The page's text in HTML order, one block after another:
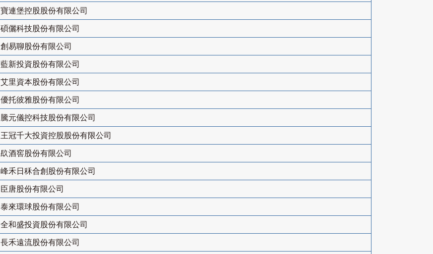
寶連堡控股股份有限公司
碩儷科技股份有限公司
創易聊股份有限公司
藍新投資股份有限公司
艾里資本股份有限公司
優托彼雅股份有限公司
騰元儀控科技股份有限公司
王冠千大投資控股股份有限公司
镹酒窖股份有限公司
峰禾日秝合創股份有限公司
臣唐股份有限公司
泰來環球股份有限公司
全和盛投資股份有限公司
長禾遠流股份有限公司